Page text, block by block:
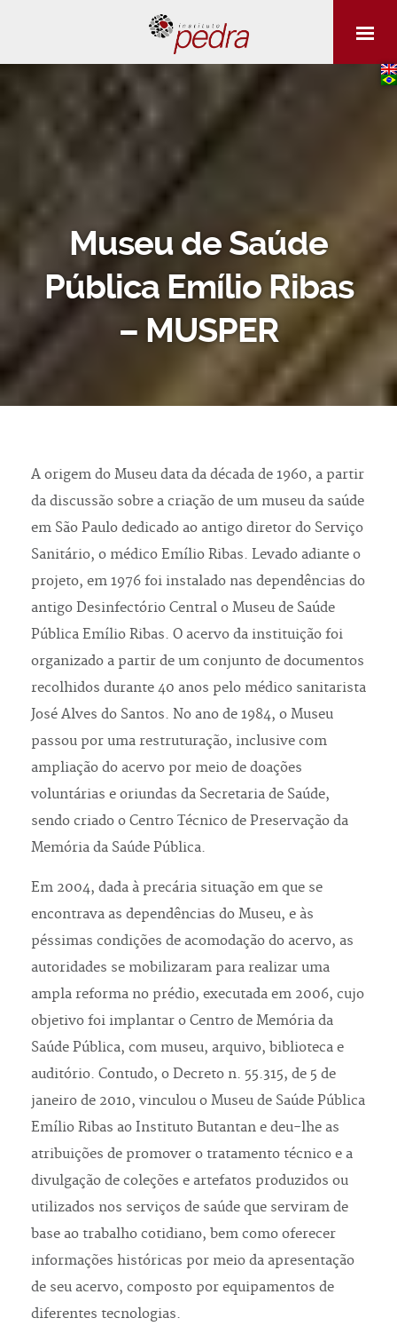
Museu de Saúde
Pública Emílio Ribas
– MUSPER
A origem do Museu data da década de 1960, a partir
da discussão sobre a criação de um museu da saúde
em São Paulo dedicado ao antigo diretor do Serviço
Sanitário, o médico Emílio Ribas. Levado adiante o
projeto, em 1976 foi instalado nas dependências do
antigo Desinfectório Central o Museu de Saúde
Pública Emílio Ribas. O acervo da instituição foi
organizado a partir de um conjunto de documentos
recolhidos durante 40 anos pelo médico sanitarista
José Alves do Santos. No ano de 1984, o Museu
passou por uma restruturação, inclusive com
ampliação do acervo por meio de doações
voluntárias e oriundas da Secretaria de Saúde,
sendo criado o Centro Técnico de Preservação da
Memória da Saúde Pública.
Em 2004, dada à precária situação em que se
encontrava as dependências do Museu, e às
péssimas condições de acomodação do acervo, as
autoridades se mobilizaram para realizar uma
ampla reforma no prédio, executada em 2006, cujo
objetivo foi implantar o Centro de Memória da
Saúde Pública, com museu, arquivo, biblioteca e
auditório. Contudo, o Decreto n. 55.315, de 5 de
janeiro de 2010, vinculou o Museu de Saúde Pública
Emílio Ribas ao Instituto Butantan e deu-lhe as
atribuições de promover o tratamento técnico e a
divulgação de coleções e artefatos produzidos ou
utilizados nos serviços de saúde que serviram de
base ao trabalho cotidiano, bem como oferecer
informações históricas por meio da apresentação
de seu acervo, composto por equipamentos de
diferentes tecnologias.